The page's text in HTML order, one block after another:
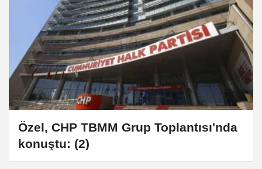
Özel, CHP TBMM Grup Toplantısı'nda
konuştu: (2)